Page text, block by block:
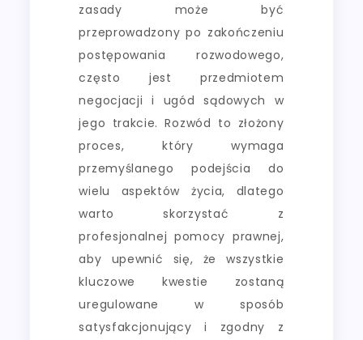
zasady może być
przeprowadzony po zakończeniu
postępowania rozwodowego,
często jest przedmiotem
negocjacji i ugód sądowych w
jego trakcie. Rozwód to złożony
proces, który wymaga
przemyślanego podejścia do
wielu aspektów życia, dlatego
warto skorzystać z
profesjonalnej pomocy prawnej,
aby upewnić się, że wszystkie
kluczowe kwestie zostaną
uregulowane w sposób
satysfakcjonujący i zgodny z